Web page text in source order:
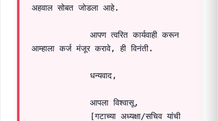
अहवाल सोबत जोडला आहे.
            आपण त्वरित कार्यवाही करून
आम्हाला कर्ज मंजूर करावे, ही विनंती.
            धन्यवाद,
            आपला विश्वासू,